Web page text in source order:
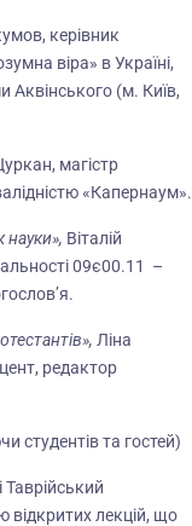
керівник
віра» в Україні,
Аквінського (м. Київ,
магістр
«Капернаум».
науки», Віталій
09є00.11 –
Ліна
редактор
студентів та гостей)
відкритих лекцій, що